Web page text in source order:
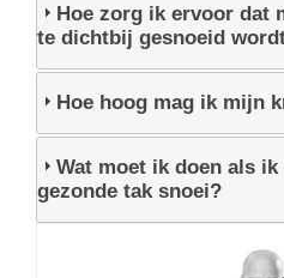
Hoe zorg ik ervoor dat
te dichtbij gesnoeid
Hoe hoog mag ik mijn
Wat moet ik doen als
gezonde tak snoei?